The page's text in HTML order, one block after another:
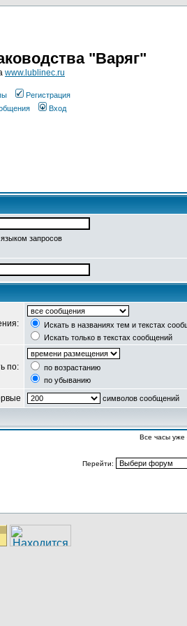
"Варяг"
www.lublinec.ru
Регистрация
Вход
запросов
Искать в названиях тем и текстах
Искать только в текстах сообщений
по:
по возрастанию
по убыванию
символов сообщений
Все часы
Перейти: